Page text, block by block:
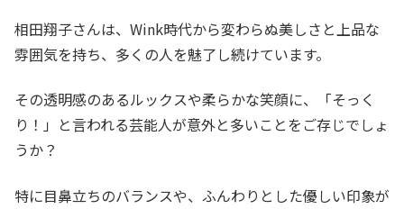
相田翔子さんは、Wink時代から変わらぬ美しさと上品な
雰囲気を持ち、多くの人を魅了し続けています。
その透明感のあるルックスや柔らかな笑顔に、「そっく
り！」と言われる芸能人が意外と多いことをご存じでしょ
うか？
特に目鼻立ちのバランスや、ふんわりとした優しい印象が